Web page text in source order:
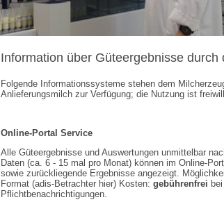
Information über Güteergebnisse durch
Folgende Informationssysteme stehen dem
Anlieferungsmilch zur Verfügung; die Nutzung ist
Online-Portal Service
Alle Güteergebnisse und Auswertungen unmittelbar
Daten (ca. 6 - 15 mal pro Monat) können im Online-
sowie zurückliegende Ergebnisse angezeigt.
Format (adis-Betrachter hier) Kosten: gebührenfrei
Pflichtbenachrichtigungen.